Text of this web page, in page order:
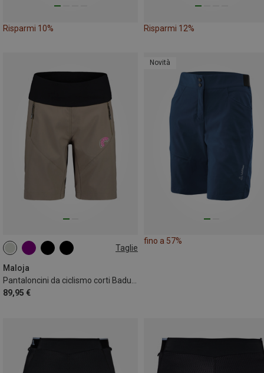
Risparmi 10% Risparmi 12%
Taglie
Maloja
89,95 €
XS S L
Novità
fino a 57%